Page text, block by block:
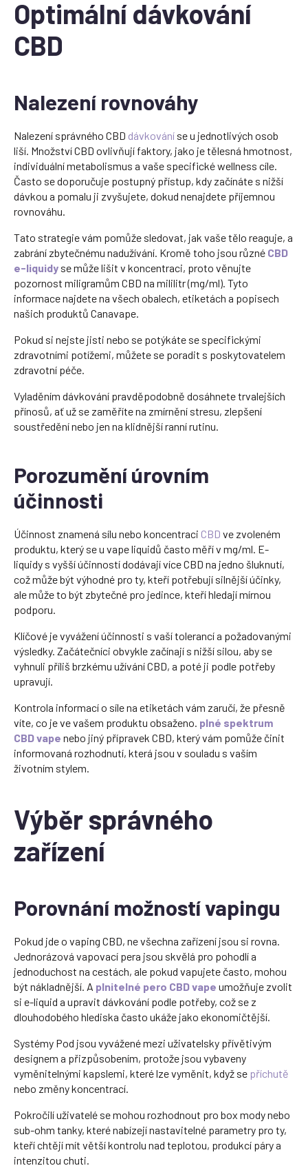
Optimální dávkování
CBD
Nalezení rovnováhy
Nalezení správného CBD dávkování se u jednotlivých osob
liší. Množství CBD ovlivňují faktory, jako je tělesná hmotnost,
individuální metabolismus a vaše specifické wellness cíle.
Často se doporučuje postupný přístup, kdy začínáte s nižší
dávkou a pomalu ji zvyšujete, dokud nenajdete příjemnou
rovnováhu.
Tato strategie vám pomůže sledovat, jak vaše tělo reaguje, a
zabrání zbytečnému nadužívání. Kromě toho jsou různé CBD
e-liquidy se může lišit v koncentraci, proto věnujte
pozornost miligramům CBD na mililitr (mg/ml). Tyto
informace najdete na všech obalech, etiketách a popisech
našich produktů Canavape.
Pokud si nejste jisti nebo se potýkáte se specifickými
zdravotními potížemi, můžete se poradit s poskytovatelem
zdravotní péče.
Vyladěním dávkování pravděpodobně dosáhnete trvalejších
přínosů, ať už se zaměříte na zmírnění stresu, zlepšení
soustředění nebo jen na klidnější ranní rutinu.
Porozumění úrovním
účinnosti
Účinnost znamená sílu nebo koncentraci CBD ve zvoleném
produktu, který se u vape liquidů často měří v mg/ml. E-
liquidy s vyšší účinností dodávají více CBD na jedno šluknutí,
což může být výhodné pro ty, kteří potřebují silnější účinky,
ale může to být zbytečné pro jedince, kteří hledají mírnou
podporu.
Klíčové je vyvážení účinnosti s vaší tolerancí a požadovanými
výsledky. Začátečníci obvykle začínají s nižší silou, aby se
vyhnuli příliš brzkému užívání CBD, a poté ji podle potřeby
upravují.
Kontrola informací o síle na etiketách vám zaručí, že přesně
víte, co je ve vašem produktu obsaženo. plné spektrum
CBD vape nebo jiný přípravek CBD, který vám pomůže činit
informovaná rozhodnutí, která jsou v souladu s vaším
životním stylem.
Výběr správného
zařízení
Porovnání možností vapingu
Pokud jde o vaping CBD, ne všechna zařízení jsou si rovna.
Jednorázová vapovací pera jsou skvělá pro pohodlí a
jednoduchost na cestách, ale pokud vapujete často, mohou
být nákladnější. A plnitelné pero CBD vape umožňuje zvolit
si e-liquid a upravit dávkování podle potřeby, což se z
dlouhodobého hlediska často ukáže jako ekonomičtější.
Systémy Pod jsou vyvážené mezi uživatelsky přívětivým
designem a přizpůsobením, protože jsou vybaveny
vyměnitelnými kapslemi, které lze vyměnit, když se příchutě
nebo změny koncentrací.
Pokročilí uživatelé se mohou rozhodnout pro box mody nebo
sub-ohm tanky, které nabízejí nastavitelné parametry pro ty,
kteří chtějí mít větší kontrolu nad teplotou, produkcí páry a
intenzitou chuti.